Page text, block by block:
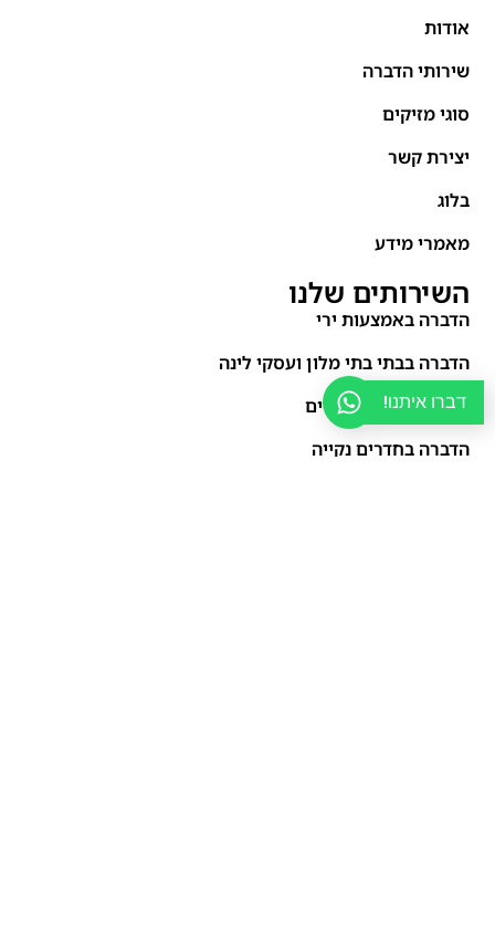
אודות
שירותי הדברה
סוגי מזיקים
יצירת קשר
בלוג
מאמרי מידע
השירותים שלנו
הדברה באמצעות ירי
הדברה בבתי בתי מלון ועסקי לינה
הדברה בבתים פרטיים
הדברה בחדרים נקייה
דברו איתנו!